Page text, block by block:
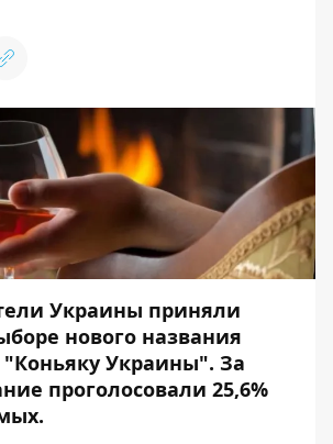
Украины приняли
нового названия
"Коньяку Украины". За
проголосовали 25,6%